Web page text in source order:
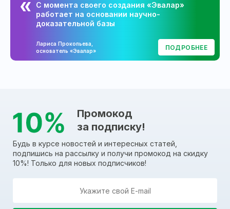
С момента своего создания «Эвалар»
работает на основании научно-
доказательной базы
Лариса Прокопьева,
основатель «Эвалар»
ПОДРОБНЕЕ
Промокод
за подписку!
Будь в курсе новостей и интересных статей,
подпишись на рассылку и получи промокод на скидку
10%! Только для новых подписчиков!